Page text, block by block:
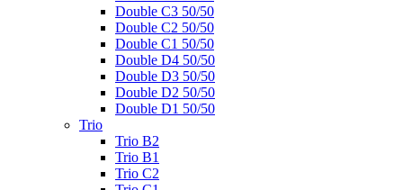
Double C3 50/50
Double C2 50/50
Double C1 50/50
Double D4 50/50
Double D3 50/50
Double D2 50/50
Double D1 50/50
Trio
Trio B2
Trio B1
Trio C2